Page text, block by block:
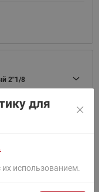
2"1/8
1/4&quot;
для
их использованием.